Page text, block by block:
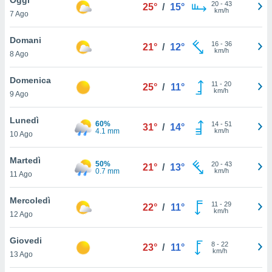
è
al sito
di
ci
di
il
un
la
nella
7 Ago
25° / 15° 20- 43
km/h
Domani
8 Ago
21° / 12° 16- 36
km/h
Domenica
9 Ago
25° / 11° 11 - 20
km/h
Lunedì
10 Ago
60%
4.1 mm
31° / 14° 14- 51
km/h
Martedì
11 Ago
50%
0.7 mm
21° / 13° 20- 43
km/h
Mercoledì
12 Ago
22° / 11° 11 - 29
km/h
Giovedi
13 Ago
23° / 11° 8- 22
km/h